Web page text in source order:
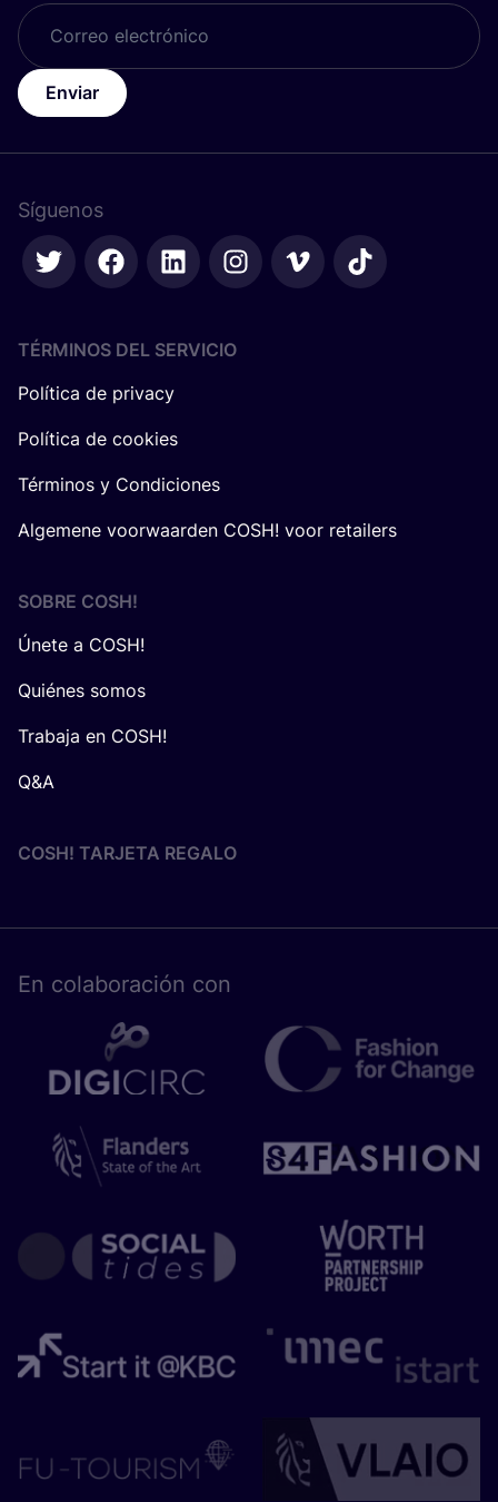
Enviar
Síguenos
TÉRMINOS DEL SERVICIO
Política de privacy
Política de cookies
Términos y Condiciones
Algemene voorwaarden COSH! voor retailers
SOBRE COSH!
Únete a COSH!
Quiénes somos
Trabaja en COSH!
Q&A
COSH! TARJETA REGALO
En cola­bo­ra­ción con